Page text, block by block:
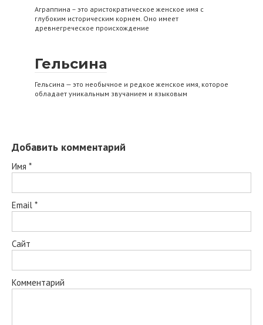
Аграппина – это аристократическое женское имя с
глубоким историческим корнем. Оно имеет
древнегреческое происхождение
Гельсина
Гельсина — это необычное и редкое женское имя, которое
обладает уникальным звучанием и языковым
Добавить комментарий
Имя *
Email *
Сайт
Комментарий